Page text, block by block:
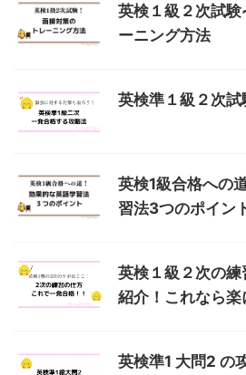
英検１級２次試
ーニング方法
英検準１級２次試
英検1級合格への
習法3つのポイン
英検１級２次の
紹介！これなら楽
英検準1 大問2 の